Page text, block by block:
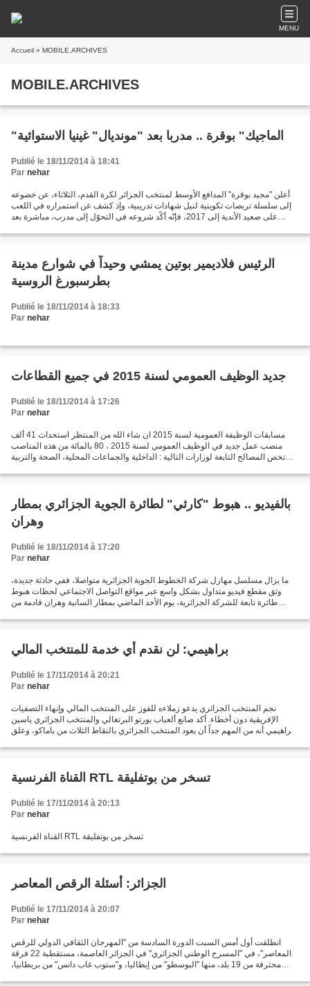
MENU
Accueil » MOBILE.ARCHIVES
MOBILE.ARCHIVES
"الماجيك" بوقرة .. مدربا بعد "مونديال" غينيا الاستوائية
Publié le 18/11/2014 à 18:41
Par nehar
أعلن "مجيد بوقرة" المدافع الأوسط لمنتخب الجزائر لكرة القدم، الثلاثاء، عن خضوعه
إلى سلسلة تربصات تكوينية لنيل شهادات تدريبية، وإذ كشف عن استمراره في اللعب
على صعيد الأندية إلى 2017، فإنّه أكّد شروعه في التحوّل إلى مدرب، مباشرة بعد
الرئيس فلاديمير بوتين يمشي وحيداً في شوارع مدينة
بطرسبورغ الروسية
Publié le 18/11/2014 à 18:33
Par nehar
جديد الوظيف العمومي لسنة 2015 في جميع القطاعات
Publié le 18/11/2014 à 17:26
Par nehar
مسابقات الوظيفة العمومية لسنة 2015 ان شاء الله من المنتظر استحداث 41 ألف
منصب عمل جديد في الوظيف العمومي لسنة 2015 ، 80 بالمائة من هذه المناصب
تخص المصالح التابعة لوزارات التالية : الداخلية والجماعات المحلية، الصحة والتربية
بالفيديو .. هبوط "كارثي" لطائرة الجوية الجزائري بمطار
وهران
Publié le 18/11/2014 à 17:20
Par nehar
ما يزال مسلسل مهازل شركة الخطوط الجوية الجزائرية متواصلا، ففي حادثة جديدة،
وثق مقطع فيديو متداول بشكل واسع عبر مواقع التواصل الاجتماعي لحظات هبوط
طائرة تابعة للشركة الجزائرية، يوم الأحد الماضي بمطار السانية وهران قادمة من
براهيمي: لن نقدم أي خدمة للمنتخب المالي
Publié le 17/11/2014 à 20:21
Par nehar
نجم المنتخب الجزائري يدعو زملاءه للفوز على المنتخب المالي وإنهاء التصفيات
الإفريقية دون أخطاء. أكد صانع ألعباب بورتو البرتغالي والمنتخب الجزائري ياسين
براهيمي أنه من المهم جداً أن يعود المنتخب الجزائري بالنقاط الثلاث من باماكو، وعلق
القناة الفرنسية RTL تسخر من بوتفليقة
Publié le 17/11/2014 à 20:13
Par nehar
القناة الفرنسية RTL تسخر من بوتفليقة
الجزائر: أسئلة الرقص المعاصر
Publié le 17/11/2014 à 20:07
Par nehar
انطلقت أول أمس السبت الدورة السادسة من "المهرجان الثقافي الدولي للرقص
المعاصر"، في "المسرح الوطني الجزائري" في الجزائر العاصمة، مستقطبة 22 فرقة
محترفة من 19 بلد، منها "البوسطو" من إيطاليا، و"ستوب غاب دانس" من بريطانيا،